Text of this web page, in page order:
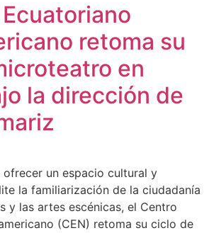
retoma su
en
la dirección de
un espacio cultural y
la familiarización de la ciudadanía
y las artes escénicas, el Centro
(CEN) retoma su ciclo de